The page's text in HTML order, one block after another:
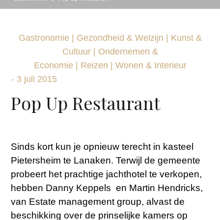
Gastronomie Gezondheid & Welzijn
Kunst &
Cultuur
Ondernemen &
Economie
Reizen
Wonen & Interieur
- 3 juli 2015
Pop Up Restaurant
Sinds kort kun je opnieuw terecht in kasteel
Pietersheim te Lanaken. Terwijl de gemeente
probeert het prachtige jachthotel te verkopen,
hebben Danny Keppels en Martin Hendricks,
van Estate management group, alvast de
beschikking over de prinselijke kamers op